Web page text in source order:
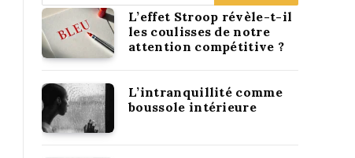
L’effet Stroop révèle-t-il
les coulisses de notre
attention compétitive ?
L’intranquillité comme
boussole intérieure